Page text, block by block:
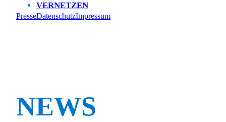
VERNETZEN
PresseDatenschutzImpressum
NEWS